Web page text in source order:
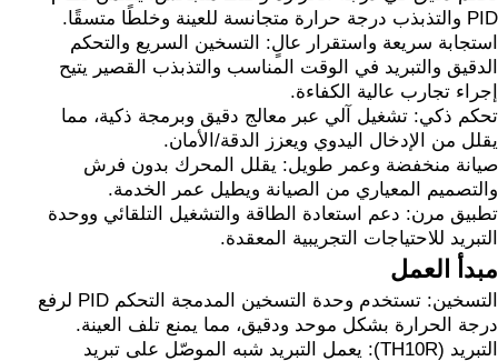
PID والتذبذب درجة حرارة متجانسة للعينة وخلطًا متسقًا.
استجابة سريعة واستقرار عالٍ: التسخين السريع والتحكم
الدقيق والتبريد في الوقت المناسب والتذبذب القصير يتيح
إجراء تجارب عالية الكفاءة.
تحكم ذكي: تشغيل آلي عبر معالج دقيق وبرمجة ذكية، مما
يقلل من الإدخال اليدوي ويعزز الدقة/الأمان.
صيانة منخفضة وعمر طويل: يقلل المحرك بدون فرش
والتصميم المعياري من الصيانة ويطيل عمر الخدمة.
تطبيق مرن: دعم استعادة الطاقة والتشغيل التلقائي ووحدة
التبريد للاحتياجات التجريبية المعقدة.
مبدأ العمل
التسخين: تستخدم وحدة التسخين المدمجة التحكم PID لرفع
درجة الحرارة بشكل موحد ودقيق، مما يمنع تلف العينة.
التبريد (TH10R): يعمل التبريد شبه الموصّل على تبريد